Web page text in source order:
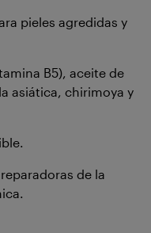
pieles agredidas y
B5), aceite de
asiática, chirimoya y
de la